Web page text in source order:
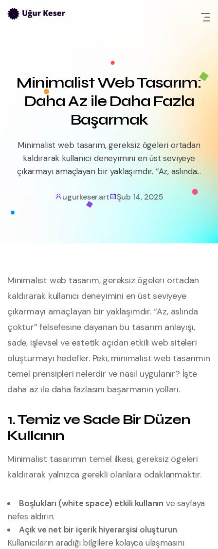
Skip
Minimalist Web Tasarım:
Daha Az ile Daha Fazla
Başarmak
Minimalist web tasarım, gereksiz ögeleri ortadan
kaldırarak kullanıcı deneyimini en üst seviyeye
çıkarmayı amaçlayan bir yaklaşımdır. “Az, aslında...
ugurkeser.art Şub 14, 2025
Minimalist web tasarım, gereksiz ögeleri ortadan
kaldırarak kullanıcı deneyimini en üst seviyeye
çıkarmayı amaçlayan bir yaklaşımdır. “Az, aslında
çoktur” felsefesine dayanan bu tasarım anlayışı,
sade, işlevsel ve estetik açıdan etkili web siteleri
oluşturmayı hedefler. Peki, minimalist web tasarımın
temel prensipleri nelerdir ve nasıl uygulanır? İşte
daha az ile daha fazlasını başarmanın yolları.
1. Temiz ve Sade Bir Düzen
Kullanın
Minimalist tasarımın temel ilkesi, gereksiz ögeleri
kaldırarak yalnızca gerekli olanlara odaklanmaktır.
Boşlukları (white space) etkili kullanın ve sayfaya
nefes aldırın.
Açık ve net bir içerik hiyerarşisi oluşturun.
Kullanıcıların aradığı bilgilere kolayca ulaşmasını